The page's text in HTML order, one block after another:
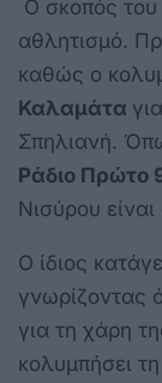
Ο σκοπός του
αθλητισμό.
καθώς ο
Καλαμάτα
Σπηλιανή.
Ράδιο Πρώτο
Νισύρου
Ο ίδιος
γνωρίζοντας
για τη χάρη
κολυμπήσει